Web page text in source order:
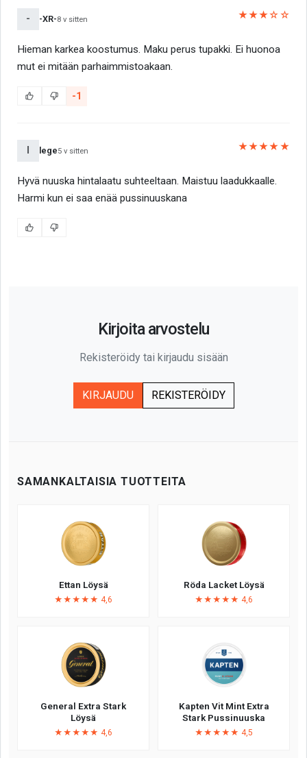
- -XR-8 v sitten ★★★☆☆
Hieman karkea koostumus. Maku perus tupakki. Ei huonoa
mut ei mitään parhaimmistoakaan.
-1
lege5 v sitten ★★★★★
Hyvä nuuska hintalaatu suhteeltaan. Maistuu laadukkaalle.
Harmi kun ei saa enää pussinuuskana
Kirjoita arvostelu
Rekisteröidy tai kirjaudu sisään
KIRJAUDU REKISTERÖIDY
SAMANKALTAISIA TUOTTEITA
Ettan Löysä
★★★★★ 4,6
Röda Lacket Löysä
★★★★★ 4,6
General Extra Stark
Löysä
★★★★★ 4,6
Kapten Vit Mint Extra
Stark Pussinuuska
★★★★★ 4,5